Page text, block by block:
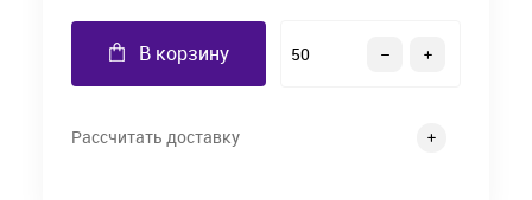
В корзину
Рассчитать доставку